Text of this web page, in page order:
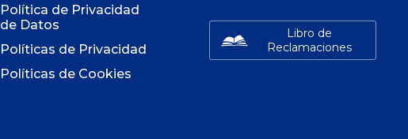
Política de Privacidad
de Datos
Políticas de Privacidad
Políticas de Cookies
Libro de
Reclamaciones